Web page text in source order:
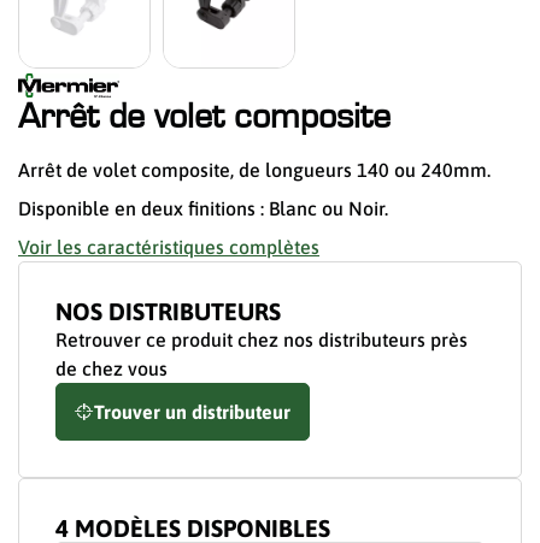
Arrêt de volet composite
Arrêt de volet composite, de longueurs 140 ou 240mm.
Disponible en deux finitions : Blanc ou Noir.
Voir les caractéristiques complètes
NOS DISTRIBUTEURS
Retrouver ce produit chez nos distributeurs près
de chez vous
Trouver un distributeur
4 MODÈLES DISPONIBLES